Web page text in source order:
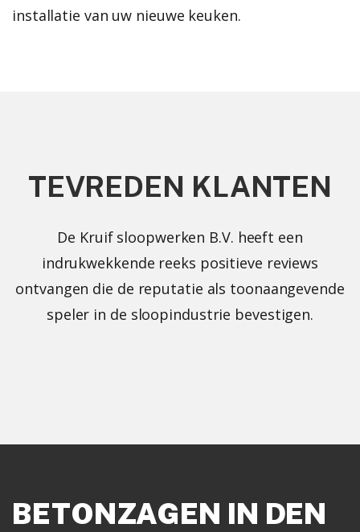
installatie van uw nieuwe keuken.
TEVREDEN KLANTEN
De Kruif sloopwerken B.V. heeft een
indrukwekkende reeks positieve reviews
ontvangen die de reputatie als toonaangevende
speler in de sloopindustrie bevestigen.
BETONZAGEN IN DEN